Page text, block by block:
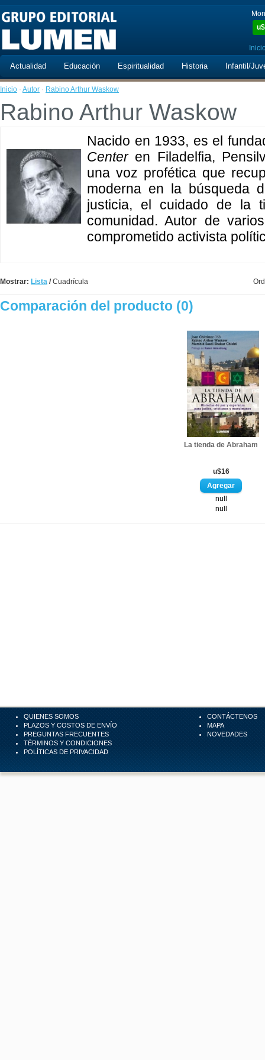
u$
Actualidad Educación Espiritualidad Historia Infantil/
Inicio · Autor · Rabino Arthur Waskow
Rabino Arthur Waskow
Nacido en 1933, es el
Centeren Filadelfia,
una voz profética que
moderna en la búsqueda
justicia, el cuidado de la
comunidad. Autor de
comprometido activista
Mostrar: Lista /Cuadrícula
Comparación del producto (0)
La tienda de Abraham
u$16
null
null
QUIENES SOMOS
PLAZOS Y COSTOS DE ENVÍO
PREGUNTAS FRECUENTES
TÉRMINOS Y CONDICIONES
POLÍTICAS DE PRIVACIDAD
CONTÁCTENOS
MAPA
NOVEDADES